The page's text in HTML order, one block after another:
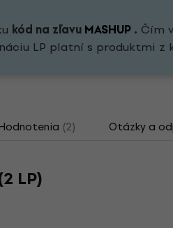
kód na zľavuMASHUP. Čím
LP platní s produktmi z
(2) Otázky a
LP)